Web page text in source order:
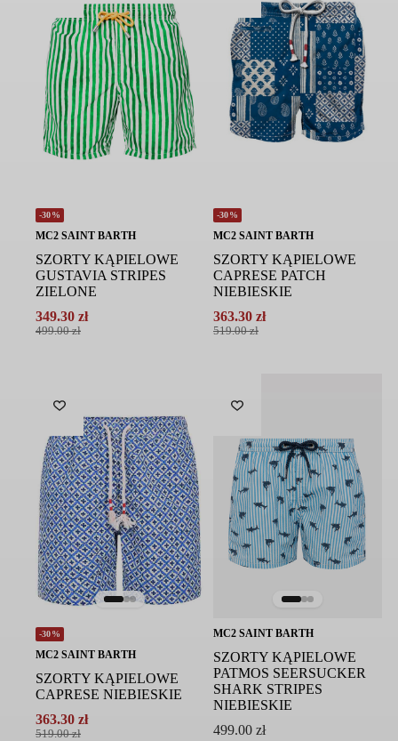
-30%
MC2 SAINT BARTH
SZORTY KĄPIELOWE
GUSTAVIA STRIPES
ZIELONE
499.00zł
Pierwotna
349.30 zł
Aktualna
-30%
MC2 SAINT BARTH
SZORTY KĄPIELOWE
CAPRESE PATCH
NIEBIESKIE
519.00zł
Pierwotna
363.30zł
Aktualna
-30%
MC2 SAINT BARTH
SZORTY KĄPIELOWE
CAPRESE NIEBIESKIE
519.00zł
Pierwotna
363.30 zł
Aktualna
MC2 SAINT BARTH
SZORTY KĄPIELOWE
PATMOS SEERSUCKER
SHARK STRIPES
NIEBIESKIE
499.00zł